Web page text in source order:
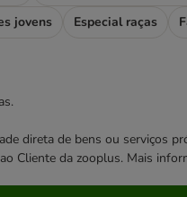
jovens
Especial raças
direta de bens ou serviços
Cliente da zooplus. Mais